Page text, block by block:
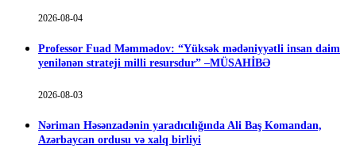
2026-08-04
Professor Fuad Məmmədov: “Yüksək mədəniyyətli insan daim
yenilənən strateji milli resursdur” –MÜSAHİBƏ
2026-08-03
Nəriman Həsənzadənin yaradıcılığında Ali Baş Komandan,
Azərbaycan ordusu və xalq birliyi